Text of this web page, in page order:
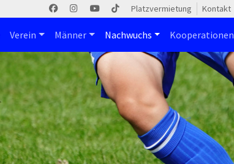
Platzvermietung Kontakt
Verein Männer Nachwuchs Kooperationen